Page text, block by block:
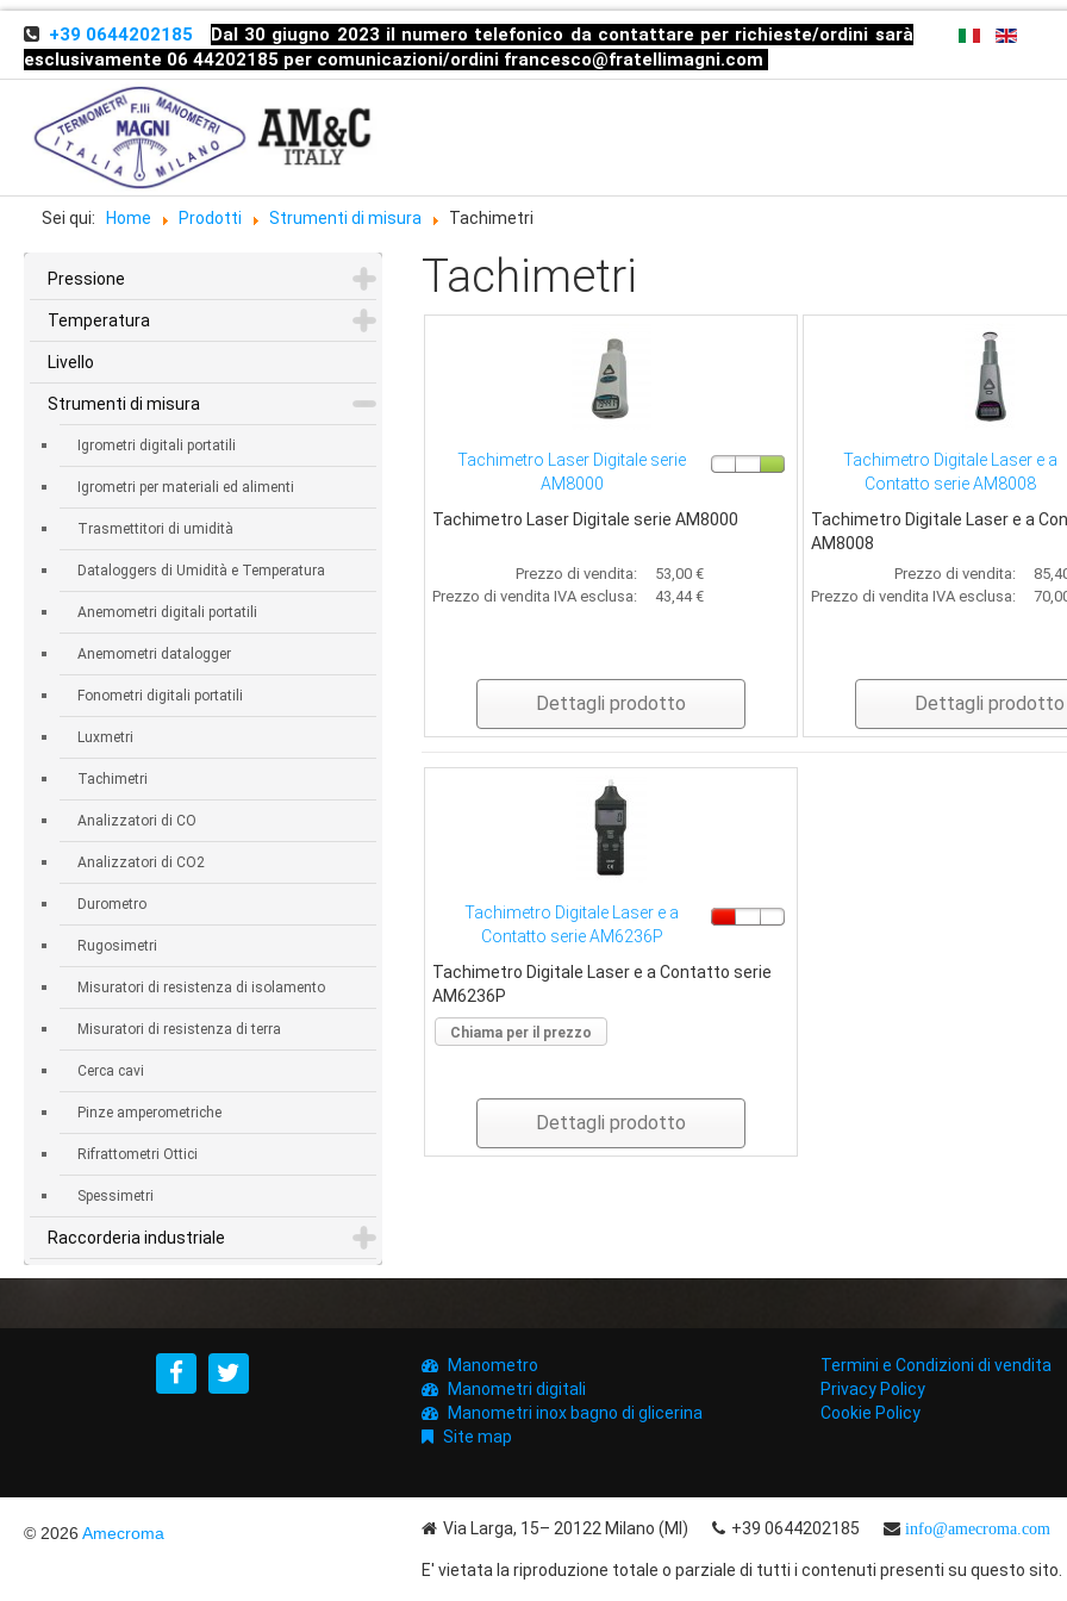
+39 0644202185
Dal 30 giugno 2023 il numero telefonico da contattare per richieste/ordini sarà
esclusivamente 06 44202185 per comunicazioni/ordini francesco@fratellimagni.com
Sei qui: Home Prodotti Strumenti di misura Tachimetri
Pressione
Temperatura
Livello
Strumenti di misura
Igrometri digitali portatili
Igrometri per materiali ed alimenti
Trasmettitori di umidità
Dataloggers di Umidità e Temperatura
Anemometri digitali portatili
Anemometri datalogger
Fonometri digitali portatili
Luxmetri
Tachimetri
Analizzatori di CO
Analizzatori di CO2
Durometro
Rugosimetri
Misuratori di resistenza di isolamento
Misuratori di resistenza di terra
Cerca cavi
Pinze amperometriche
Rifrattometri Ottici
Spessimetri
Raccorderia industriale
Tachimetri
Tachimetro Laser Digitale serie
AM8000
Tachimetro Laser Digitale serie AM8000
Prezzo di vendita:
53,00 €
Prezzo di vendita IVA esclusa:
43,44 €
Dettagli prodotto
Tachimetro Digitale Laser e a
Contatto serie AM8008
Tachimetro Digitale Laser e a
AM8008
Prezzo di vendita:
Prezzo di vendita IVA esclusa:
Dettagli prodotto
Tachimetro Digitale Laser e a
Contatto serie AM6236P
Tachimetro Digitale Laser e a Contatto serie
AM6236P
Chiama per il prezzo
Dettagli prodotto
Manometro
Manometri digitali
Manometri inox bagno di glicerina
Site map
Termini e Condizioni di vendita
Privacy Policy
Cookie Policy
© 2026 Amecroma Via Larga, 15– 20122 Milano (MI) +39 0644202185 info@amecroma.com
E' vietata la riproduzione totale o parziale di tutti i contenuti presenti su questo sito.